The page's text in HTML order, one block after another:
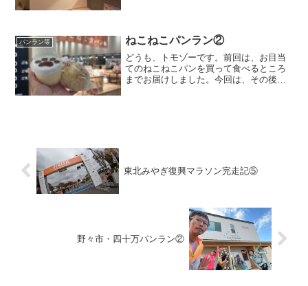
きても１２キロくらいなので...
パンラン等 ねこねこパンラン②
どうも、トモゾーです。前回は、お目当
てのねこねこパンを買って食べるところ
までお届けしました。今回は、その後の
東北みやぎ復興マラソン完走記⑤
野々市・四十万パンラン②